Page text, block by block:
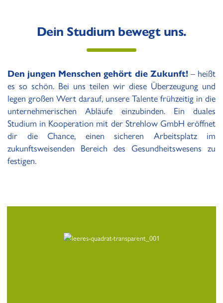
Dein Studium bewegt uns.
Den jungen Menschen gehört die Zukunft!– heißt
es so schön. Bei uns teilen wir diese Überzeugung und
legen großen Wert darauf, unsere Talente frühzeitig in die
unternehmerischen Abläufe einzubinden. Ein duales
Studium in Kooperation mit der Strehlow GmbH eröffnet
dir die Chance, einen sicheren Arbeitsplatz im
zukunftsweisenden Bereich des Gesundheitswesens zu
festigen.